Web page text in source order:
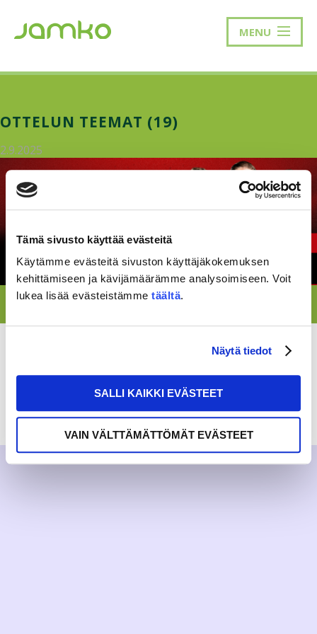
Tämä sivusto käyttää evästeitä
Käytämme evästeitä sivuston käyttäjäkokemuksen
kehittämiseen ja kävijämäärämme analysoimiseen. Voit
lukea lisää evästeistämme täältä.
Näytä tiedot
SALLI KAIKKI EVÄSTEET
VAIN VÄLTTÄMÄTTÖMÄT EVÄSTEET
MENU
OTTELUN TEEMAT (19)
2.9.2025